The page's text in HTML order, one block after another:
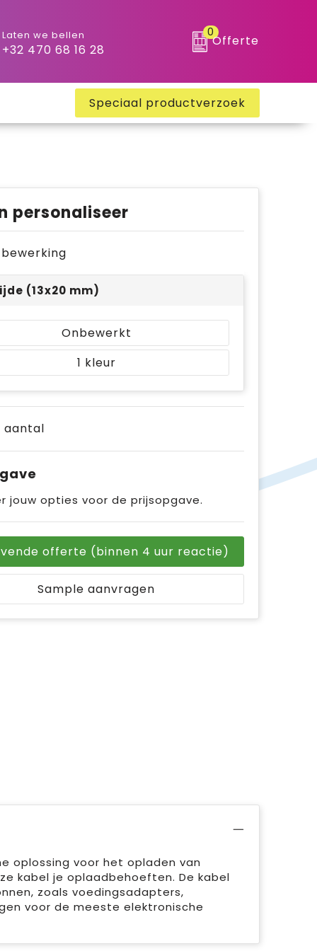
Laten we bellen
+32 470 68 16 28
0
Offerte
Speciaal productverzoek
personaliseer
bewerking
(13x20 mm)
Onbewerkt
1
aantal
jouw opties voor de prijsopgave.
offerte (binnen 4 uur reactie)
Sample aanvragen
oplossing voor het opladen van
kabel je oplaadbehoeften. De kabel
zoals voedingsadapters,
voor de meeste elektronische